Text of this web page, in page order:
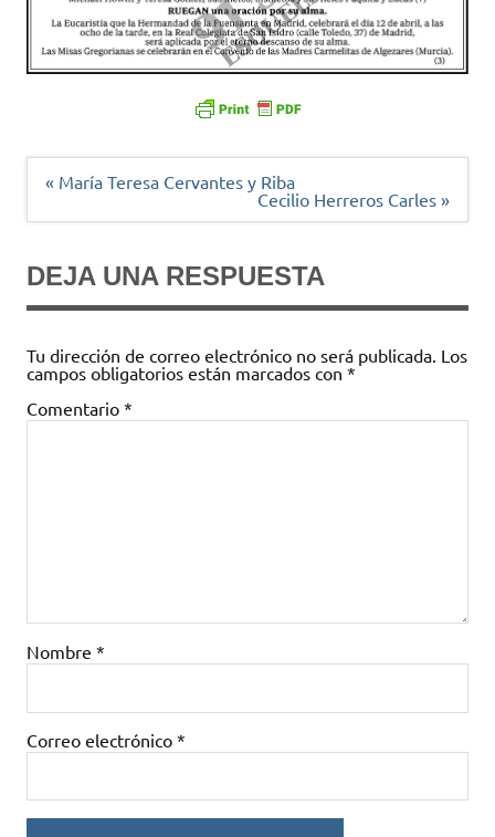
Navegación
« María Teresa Cervantes y Riba
Cecilio Herreros Carles »
DEJA UNA RESPUESTA
Tu dirección de correo electrónico no será publicada. Los
campos obligatorios están marcados con *
Comentario *
Nombre *
Correo electrónico *